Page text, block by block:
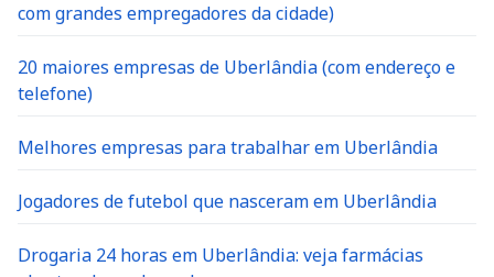
com grandes empregadores da cidade)
20 maiores empresas de Uberlândia (com endereço e
telefone)
Melhores empresas para trabalhar em Uberlândia
Jogadores de futebol que nasceram em Uberlândia
Drogaria 24 horas em Uberlândia: veja farmácias